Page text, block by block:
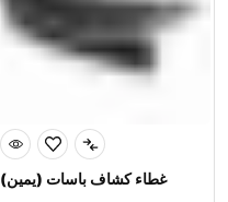
غطاء كشاف باسات (يمين)